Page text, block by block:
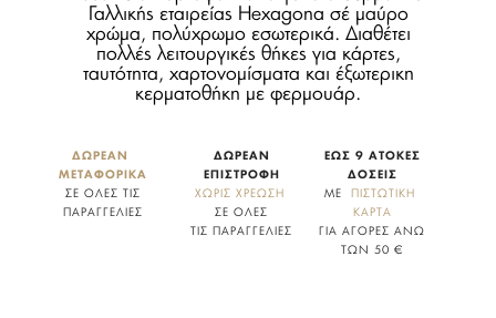
Γαλλικής εταιρείας Hexagona σέ μαύρο
χρώμα, πολύχρωμο εσωτερικά. Διαθέτει
πολλές λειτουργικές θήκες για κάρτες,
ταυτότητα, χαρτονομίσματα και έξωτερικη
κερματοθήκη με φερμουάρ.
ΔΩΡΕΑΝ
ΜΕΤΑΦΟΡΙΚΑ
ΣΕ ΟΛΕΣ ΤΙΣ
ΠΑΡΑΓΓΕΛΙΕΣ
ΔΩΡΕΑΝ
ΕΠΙΣΤΡΟΦΗ
ΧΩΡΙΣ ΧΡΕΩΣΗ
ΣΕ ΟΛΕΣ
ΤΙΣ ΠΑΡΑΓΓΕΛΙΕΣ
ΕΩΣ 9 ΑΤΟΚΕΣ
ΔΟΣΕΙΣ
ΜΕ
  ΠΙΣΤΩΤΙΚΗ
ΚΑΡΤΑ
ΓΙΑ ΑΓΟΡΕΣ ΑΝΩ
ΤΩΝ 50 €